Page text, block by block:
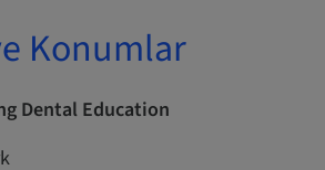
Konumlar
Dental Education